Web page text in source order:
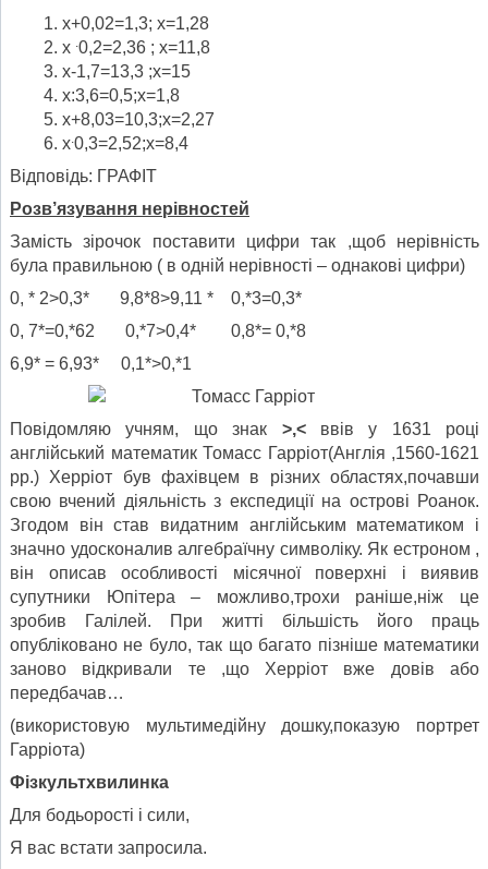
х+0,02=1,3; х=1,28
х .0,2=2,36 ; х=11,8
х-1,7=13,3 ;х=15
х:3,6=0,5;х=1,8
х+8,03=10,3;х=2,27
х.0,3=2,52;х=8,4
Відповідь: ГРАФІТ
Розв’язування нерівностей
Замість зірочок поставити цифри так ,щоб нерівність
була правильною ( в одній нерівності – однакові цифри)
0, * 2>0,3* 9,8*8>9,11 * 0,*3=0,3*
0, 7*=0,*62 0,*7>0,4* 0,8*= 0,*8
6,9* = 6,93* 0,1*>0,*1
Повідомляю учням, що знак >,<ввів у 1631 році
англійський математик Томасс Гарріот(Англія ,1560-1621
рр.) Херріот був фахівцем в різних областях,почавши
свою вчений діяльність з експедиції на острові Роанок.
Згодом він став видатним англійським математиком і
значно удосконалив алгебраїчну символіку. Як естроном ,
він описав особливості місячної поверхні і виявив
супутники Юпітера – можливо,трохи раніше,ніж це
зробив Галілей. При житті більшість його праць
опубліковано не було, так що багато пізніше математики
заново відкривали те ,що Херріот вже довів або
передбачав…
(використовую мультимедійну дошку,показую портрет
Гарріота)
Фізкультхвилинка
Для бодьорості і сили,
Я вас встати запросила.